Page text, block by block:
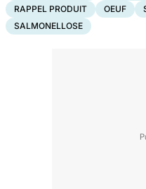
RAPPEL PRODUIT
OEUF
SALMONELLOSE